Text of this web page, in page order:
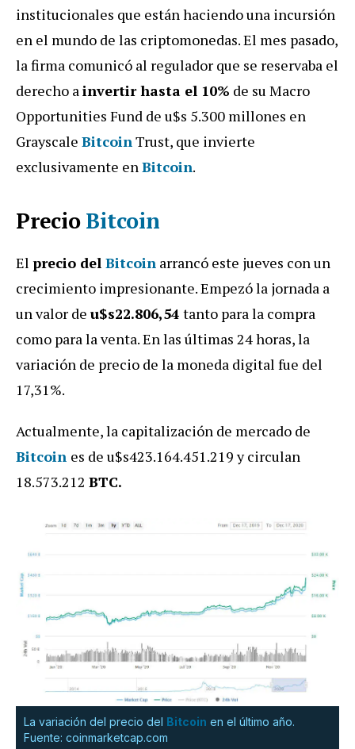
institucionales que están haciendo una incursión
en el mundo de las criptomonedas. El mes pasado,
la firma comunicó al regulador que se reservaba el
derecho ainvertir hasta el 10% de su Macro
Opportunities Fund de u$s 5.300 millones en
Grayscale BitcoinTrust, que invierte
exclusivamente enBitcoin.
PrecioBitcoin
El precio del Bitcoin arrancó este jueves con un
crecimiento impresionante. Empezó la jornada a
un valor de u$s22.806,54 tanto para la compra
como para la venta. En las últimas 24 horas, la
variación de precio de la moneda digital fue del
17,31%.
Actualmente, la capitalización de mercado de
Bitcoin es de u$s423.164.451.219y circulan
18.573.212 BTC.
La variación del precio del Bitcoin en el último año.
Fuente: coinmarketcap.com